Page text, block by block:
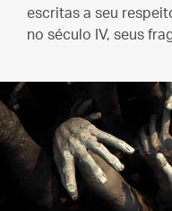
escritas a seu
no século IV, seus